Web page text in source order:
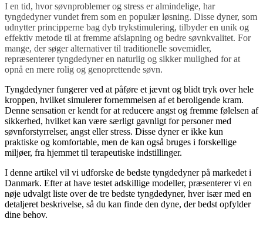
I en tid, hvor søvnproblemer og stress er almindelige, har
tyngdedyner vundet frem som en populær løsning. Disse dyner, som
udnytter principperne bag dyb trykstimulering, tilbyder en unik og
effektiv metode til at fremme afslapning og bedre søvnkvalitet. For
mange, der søger alternativer til traditionelle sovemidler,
repræsenterer tyngdedyner en naturlig og sikker mulighed for at
opnå en mere rolig og genoprettende søvn.
Tyngdedyner fungerer ved at påføre et jævnt og blidt tryk over hele
kroppen, hvilket simulerer fornemmelsen af et beroligende kram.
Denne sensation er kendt for at reducere angst og fremme følelsen af
sikkerhed, hvilket kan være særligt gavnligt for personer med
søvnforstyrrelser, angst eller stress. Disse dyner er ikke kun
praktiske og komfortable, men de kan også bruges i forskellige
miljøer, fra hjemmet til terapeutiske indstillinger.
I denne artikel vil vi udforske de bedste tyngdedyner på markedet i
Danmark. Efter at have testet adskillige modeller, præsenterer vi en
nøje udvalgt liste over de tre bedste tyngdedyner, hver især med en
detaljeret beskrivelse, så du kan finde den dyne, der bedst opfylder
dine behov.